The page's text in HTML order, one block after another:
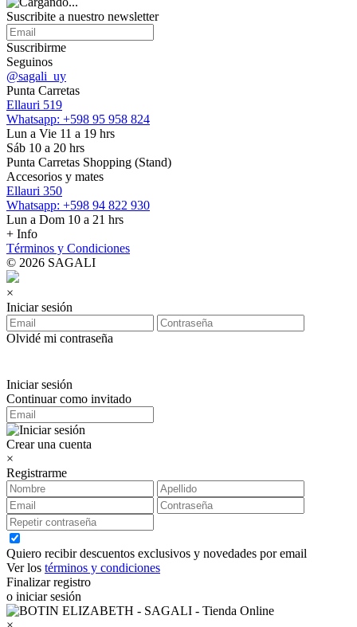
Suscribite a nuestro newsletter
Suscribirme
Seguinos
@sagali_uy
Punta Carretas
Ellauri 519
Whatsapp: +598 95 958 824
Lun a Vie 11 a 19 hrs
Sáb 10 a 20 hrs
Punta Carretas Shopping (Stand)
Accesorios y mates
Ellauri 350
Whatsapp: +598 94 822 930
Lun a Dom 10 a 21 hrs
+ Info
Términos y Condiciones
© 2026 SAGALI
×
Iniciar sesión
Olvidé mi contraseña
Iniciar sesión
Continuar como invitado
Crear una cuenta
×
Registrarme
Quiero recibir descuentos exclusivos y novedades por email
Ver los términos y condiciones
Finalizar registro
o iniciar sesión